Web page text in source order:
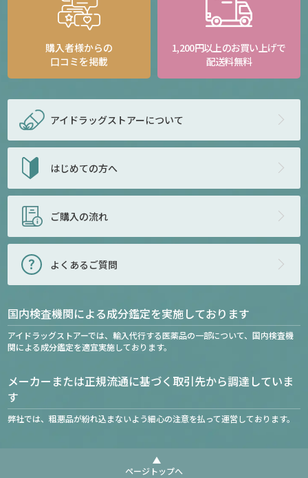
購入者様からの
口コミを掲載
1,200円以上のお買い上げで
配送料無料
アイドラッグストアーについて
はじめての方へ
ご購入の流れ
よくあるご質問
国内検査機関による成分鑑定を実施しております
アイドラッグストアーでは、輸入代行する医薬品の一部について、国内検査機
関による成分鑑定を適宜実施しております。
メーカーまたは正規流通に基づく取引先から調達していま
す
弊社では、粗悪品が紛れ込まないよう細心の注意を払って運営しております。
ページトップへ